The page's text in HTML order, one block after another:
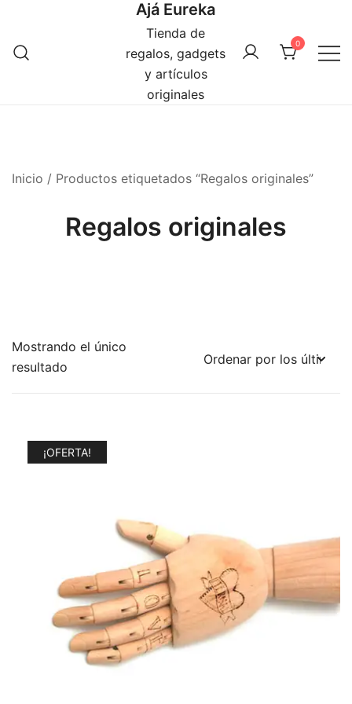
contenido
Ajá Eureka
Tienda de
regalos, gadgets
y artículos
originales
0
Inicio / Productos etiquetados “Regalos originales”
Regalos originales
Mostrando el único
resultado
¡OFERTA!